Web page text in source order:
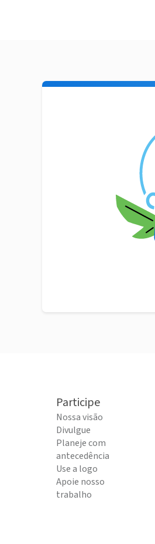
Participe
Nossa visão
Divulgue
Planeje com
antecedência
Use a logo
Apoie nosso
trabalho